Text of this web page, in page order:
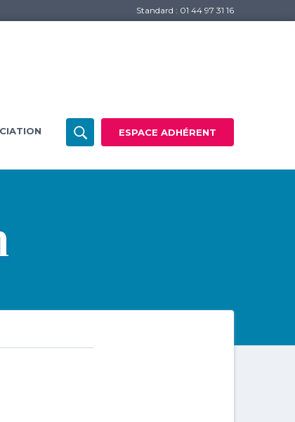
Standard : 01 44 97 31 16
ESPACE ADHÉRENT